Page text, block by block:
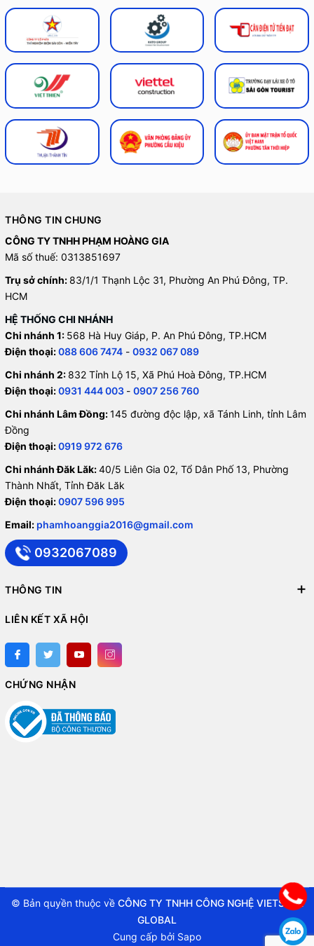
THÔNG TIN CHUNG
CÔNG TY TNHH PHẠM HOÀNG GIA
Mã số thuế: 0313851697
Trụ sở chính: 83/1/1 Thạnh Lộc 31, Phường An Phú Đông, TP.
HCM
HỆ THỐNG CHI NHÁNH
Chi nhánh 1: 568 Hà Huy Giáp, P. An Phú Đông, TP.HCM
Điện thoại:088 606 7474 - 0932 067 089
Chi nhánh 2: 832 Tỉnh Lộ 15, Xã Phú Hoà Đông, TP.HCM
Điện thoại:0931 444 003 - 0907 256 760
Chi nhánh Lâm Đồng:145 đường độc lập, xã Tánh Linh, tỉnh Lâm
Đồng
Điện thoại:0919 972 676
Chi nhánh Đăk Lăk:40/5 Liên Gia 02, Tổ Dân Phố 13, Phường
Thành Nhất, Tỉnh Đăk Lăk
Điện thoại:0907 596 995
Email: phamhoanggia2016@gmail.com
0932067089
THÔNG TIN
LIÊN KẾT XÃ HỘI
CHỨNG NHẬN
© Bản quyền thuộc về CÔNG TY TNHH CÔNG NGHỆ VIETSTAR
GLOBAL
Cung cấp bởi Sapo